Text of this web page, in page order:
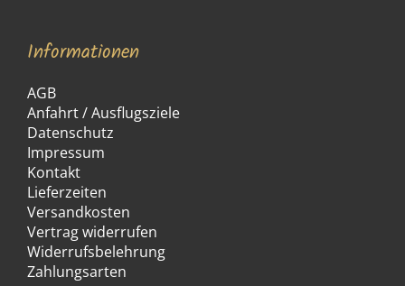
Informationen
AGB
Anfahrt / Ausflugsziele
Datenschutz
Impressum
Kontakt
Lieferzeiten
Versandkosten
Vertrag widerrufen
Widerrufsbelehrung
Zahlungsarten